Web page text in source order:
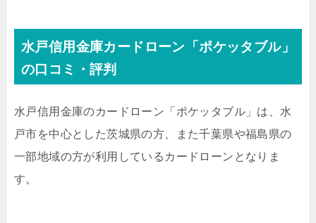
水戸信用金庫カードローン「ポケッタブル」
の口コミ・評判
水戸信用金庫のカードローン「ポケッタブル」は、水
戸市を中心とした茨城県の方、また千葉県や福島県の
一部地域の方が利用しているカードローンとなりま
す。